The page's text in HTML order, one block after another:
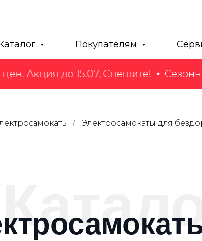
Покупателям
Акция до 15.07. Спешите!
/ Электросамокаты для